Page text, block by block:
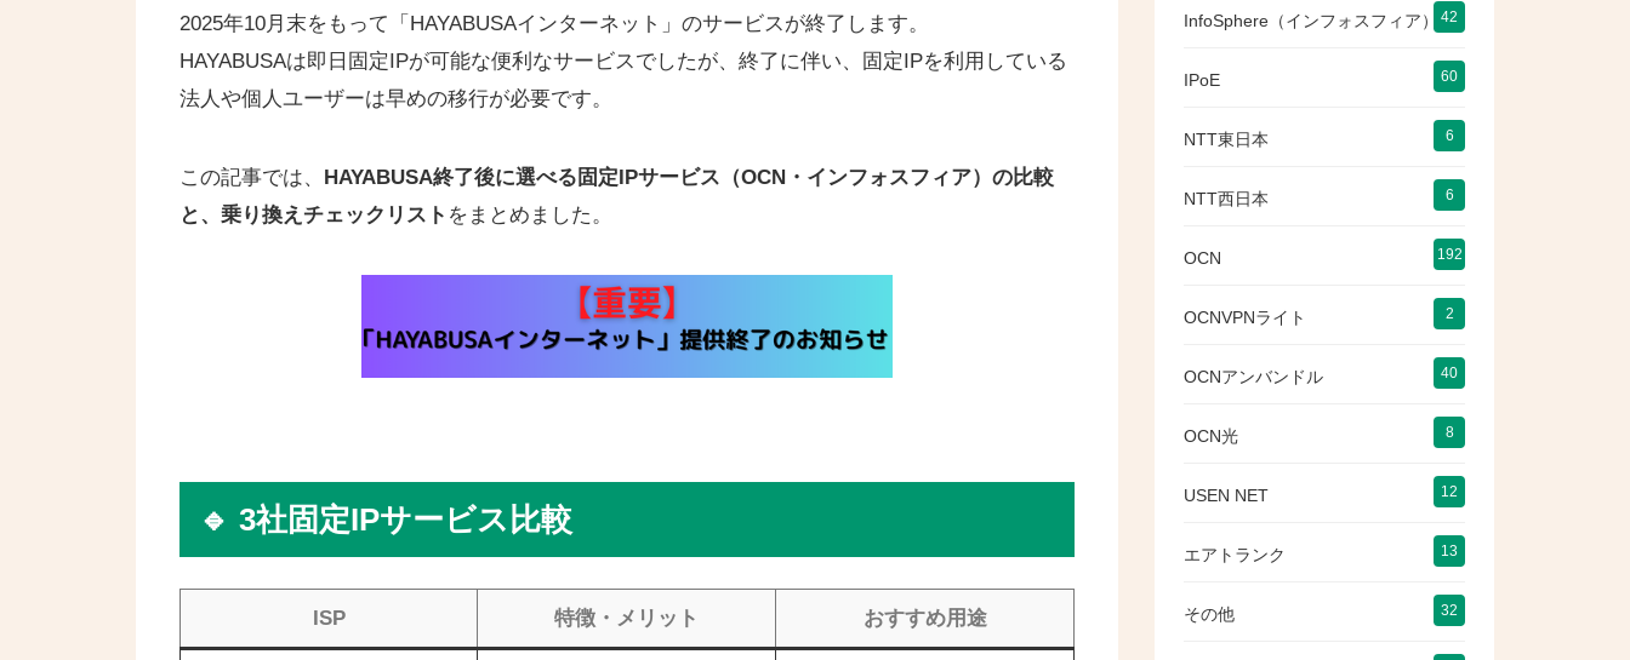
2025年10月末をもって「HAYABUSAインターネット」のサービスが終了します。
HAYABUSAは即日固定IPが可能な便利なサービスでしたが、終了に伴い、固定IPを利用している
法人や個人ユーザーは早めの移行が必要です。
この記事では、 HAYABUSA終了後に選べる固定IPサービス（OCN・インフォスフィア）の比較
と、乗り換えチェックリスト をまとめました。
🔹 3社固定IPサービス比較
ISP 特徴・メリット おすすめ用途
InfoSphere（インフォスフィア） 42
IPoE 60
NTT東日本 6
NTT西日本 6
OCN 192
OCNVPNライト 2
OCNアンバンドル 40
OCN光 8
USEN NET 12
エアトランク 13
その他 32